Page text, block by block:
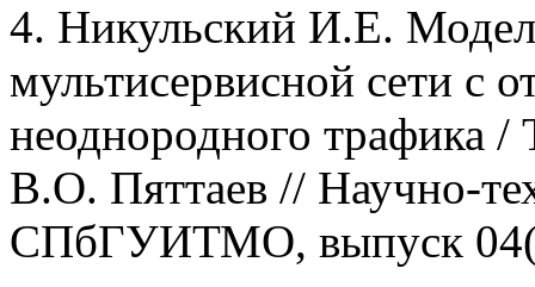
4. Никульский И.Е.
мультисервисной сети с
неоднородного трафика
В.О. Пяттаев // Научно-
СПбГУИТМО, выпуск